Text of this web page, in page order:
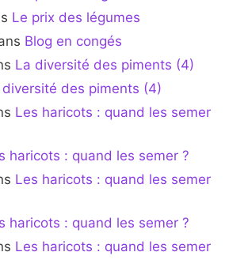
Le prix des légumes
Blog en congés
La diversité des piments (4)
diversité des piments (4)
Les haricots : quand les semer
haricots : quand les semer ?
Les haricots : quand les semer
haricots : quand les semer ?
Les haricots : quand les semer